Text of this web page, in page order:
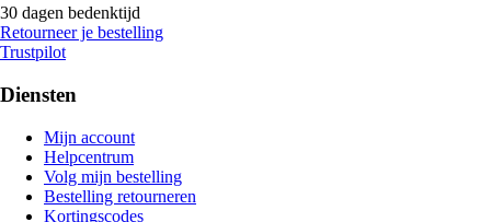
30 dagen bedenktijd
Retourneer je bestelling
Trustpilot
Diensten
Mijn account
Helpcentrum
Volg mijn bestelling
Bestelling retourneren
Kortingscodes